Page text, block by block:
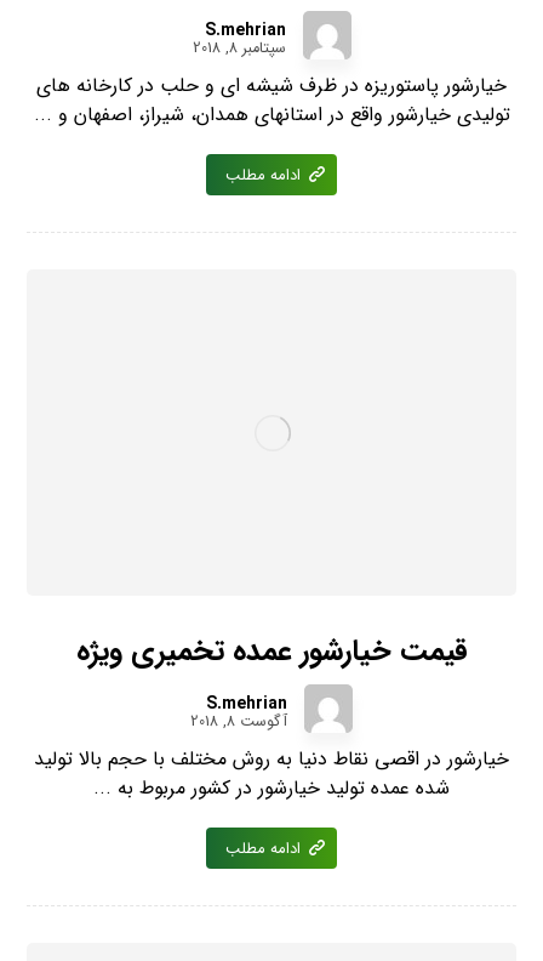
S.mehrian
سپتامبر 8, 2018
خیارشور پاستوریزه در ظرف شیشه ای و حلب در کارخانه های
تولیدی خیارشور واقع در استانهای همدان، شیراز، اصفهان و ...
ادامه مطلب
قیمت خیارشور عمده تخمیری ویژه
S.mehrian
آگوست 8, 2018
خیارشور در اقصی نقاط دنیا به روش مختلف با حجم بالا تولید
شده عمده تولید خیارشور در کشور مربوط به ...
ادامه مطلب